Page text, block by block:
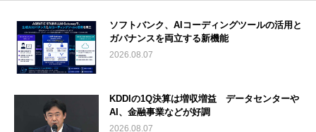
ソフトバンク、AIコーディングツールの活用と
ガバナンスを両立する新機能
2026.08.07
KDDIの1Q決算は増収増益 データセンターや
AI、金融事業などが好調
2026.08.07